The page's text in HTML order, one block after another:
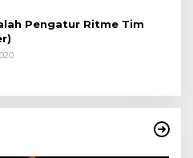
Pengatur Ritme Tim